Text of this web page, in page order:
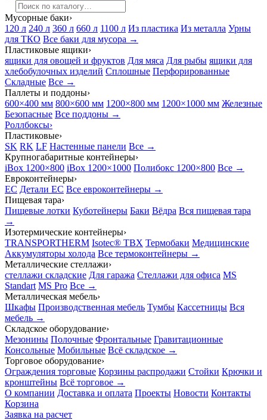
Мусорные баки›
120 л 240 л 360 л 660 л 1100 л Из пластика Из металла Урны
для ТКО Все баки для мусора →
Пластиковые ящики›
ящики для овощей и фруктов Для мяса Для рыбы ящики для
хлебобулочных изделий Сплошные Перфорированные
Складные Все →
Паллеты и поддоны›
600×400 мм 800×600 мм 1200×800 мм 1200×1000 мм Железные
Безопасные Все поддоны →
Роллбоксы›
Пластиковые›
SK RK LF Настенные панели Все →
Крупногабаритные контейнеры›
iBox 1200×800 iBox 1200×1000 Полибокс 1200×800 Все →
Евроконтейнеры›
EC Детали EC Все евроконтейнеры →
Пищевая тара›
Пищевые лотки Куботейнеры Баки Вёдра Вся пищевая тара
→
Изотермические контейнеры›
TRANSPORTHERM Isotec® TBX Термобаки Медицинские
Аккумуляторы холода Все термоконтейнеры →
Металлические стеллажи›
стеллажи складские Для гаража Стеллажи для офиса MS
Standart MS Pro Все →
Металлическая мебель›
Шкафы Производственная мебель Тумбы Кассетницы Вся
мебель →
Складское оборудование›
Мезонины Полочные Фронтальные Гравитационные
Консольные Мобильные Всё складское →
Торговое оборудование›
Ограждения торговые Корзины распродажи Стойки Крючки и
кронштейны Всё торговое →
О компании Доставка и оплата Проекты Новости Контакты
Корзина
Заявка на расчет